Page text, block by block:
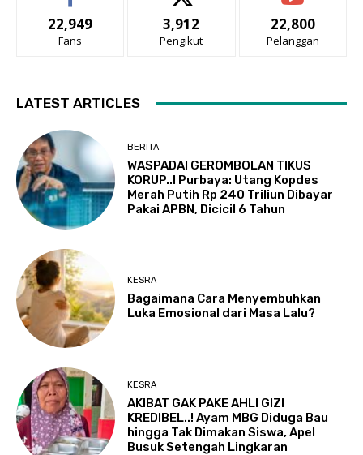
22,949
Fans
3,912
Pengikut
22,800
Pelanggan
LATEST ARTICLES
BERITA
WASPADAI GEROMBOLAN TIKUS
KORUP..! Purbaya: Utang Kopdes
Merah Putih Rp 240 Triliun Dibayar
Pakai APBN, Dicicil 6 Tahun
KESRA
Bagaimana Cara Menyembuhkan
Luka Emosional dari Masa Lalu?
KESRA
AKIBAT GAK PAKE AHLI GIZI
KREDIBEL..! Ayam MBG Diduga Bau
hingga Tak Dimakan Siswa, Apel
Busuk Setengah Lingkaran